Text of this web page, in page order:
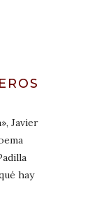
Javier
hay